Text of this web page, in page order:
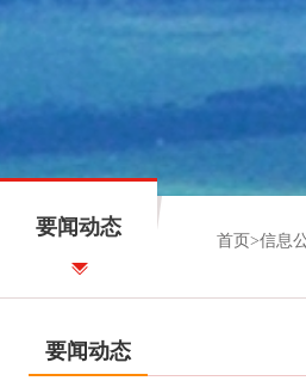
要闻动态
首页 >信息
要闻动态